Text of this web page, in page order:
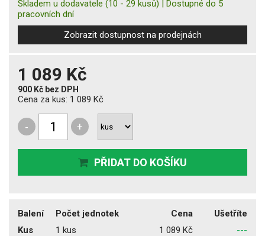
Skladem u dodavatele (10 - 29 kusů) | Dostupné do 5
pracovních dní
Zobrazit dostupnost na prodejnách
1 089 Kč
900 Kč bez DPH
Cena za kus: 1 089 Kč
- +
PŘIDAT DO KOŠÍKU
Balení Počet jednotek Cena
Ušetříte
Kus
1 kus 1 089 Kč
---